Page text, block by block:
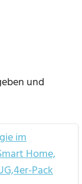
und
im
Home,
Pack